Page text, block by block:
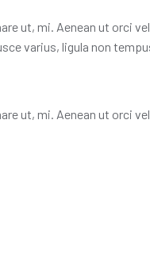
ut, mi. Aenean ut orci vel
varius, ligula non
ut, mi. Aenean ut orci vel